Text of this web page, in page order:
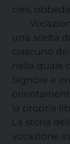
cieli,
una scelta
ciascuno
nella quale
Signore a
la propria
La storia
vocazione